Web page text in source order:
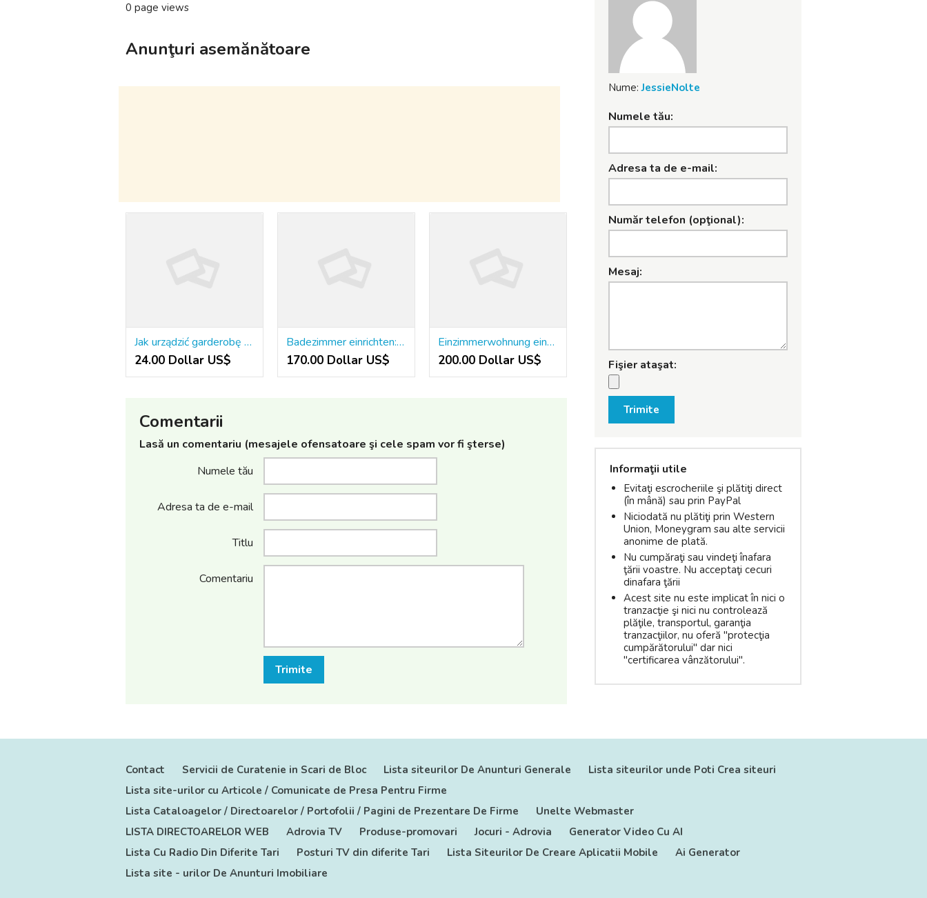
0 page views
Anunţuri asemănătoare
Jak urządzić garderobę w sypialni, gdy każdy centymetr ma znaczenie
24.00 Dollar US$
Badezimmer einrichten: So wird Ihr kleines Bad zum Wohlfühlort
170.00 Dollar US$
Einzimmerwohnung einrichten: Wie ich aus 28 Quadratmetern ein Zuhause gemacht habe
200.00 Dollar US$
Comentarii
Lasă un comentariu (mesajele ofensatoare şi cele spam vor fi şterse)
Numele tău
Adresa ta de e-mail
Titlu
Comentariu
Trimite
Nume: JessieNolte
Numele tău:
Adresa ta de e-mail:
Număr telefon (opţional):
Mesaj:
Fişier ataşat:
Trimite
Informaţii utile
Evitaţi escrocheriile şi plătiţi direct
(în mână) sau prin PayPal
Niciodată nu plătiţi prin Western
Union, Moneygram sau alte servicii
anonime de plată.
Nu cumpăraţi sau vindeţi înafara
ţării voastre. Nu acceptaţi cecuri
dinafara ţării
Acest site nu este implicat în nici o
tranzacţie şi nici nu controlează
plăţile, transportul, garanţia
tranzacţiilor, nu oferă "protecţia
cumpărătorului" dar nici
"certificarea vânzătorului".
Contact Servicii de Curatenie in Scari de Bloc Lista siteurilor De Anunturi Generale
Lista siteurilor unde Poti Crea siteuri
Lista site-urilor cu Articole / Comunicate de Presa Pentru Firme
Lista Cataloagelor / Directoarelor / Portofolii / Pagini de Prezentare De Firme
Unelte Webmaster
LISTA DIRECTOARELOR WEB
Adrovia TV Produse-promovari Jocuri - Adrovia
Generator Video Cu AI
Lista Cu Radio Din Diferite Tari
Posturi TV din diferite Tari Lista Siteurilor De Creare Aplicatii Mobile
Ai Generator
Lista site - urilor De Anunturi Imobiliare